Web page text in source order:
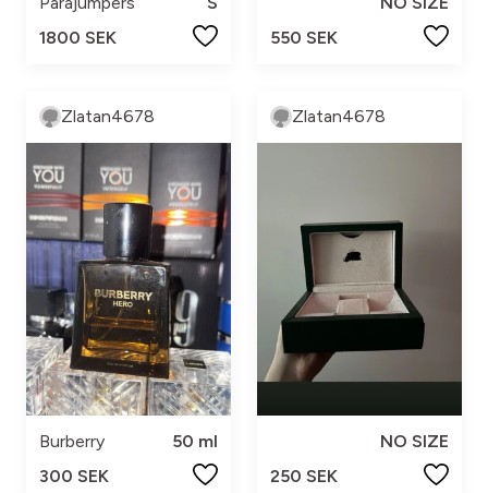
1800 SEK
550 SEK
Zlatan4678
Burberry
50 ml
300 SEK
Zlatan4678
NO SIZE
250 SEK